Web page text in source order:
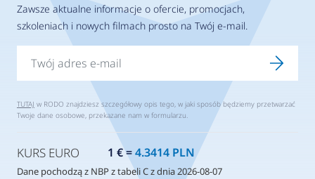
Zawsze aktualne informacje o ofercie, promocjach,
szkoleniach i nowych filmach prosto na Twój e-mail.
TUTAJ w RODO znajdziesz szczegółowy opis tego, w jaki sposób będziemy przetwarzać
Twoje dane osobowe, przekazane nam w formularzu.
KURS EURO 1 € =4.3414 PLN
Dane pochodzą z NBP z tabeli C z dnia 2026-08-07